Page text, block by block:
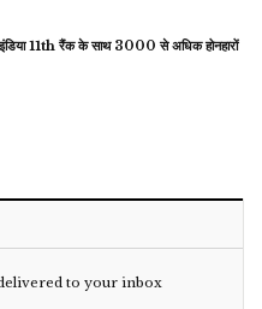
11th रैंक के साथ 3000 से अधिक होनहारों
to your inbox